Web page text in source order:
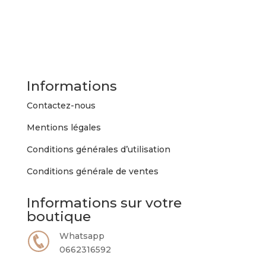
Informations
Contactez-nous
Mentions légales
Conditions générales d’utilisation
Conditions générale de ventes
Informations sur votre
boutique
Whatsapp
0662316592